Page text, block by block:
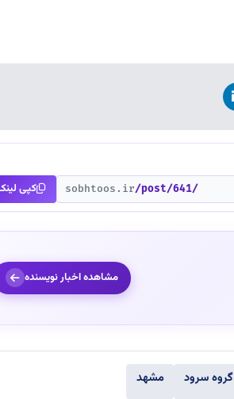
sobhtoos.ir/post/641/ کپی
مشاهده اخبار نویسنده
گروه سرود مشهد